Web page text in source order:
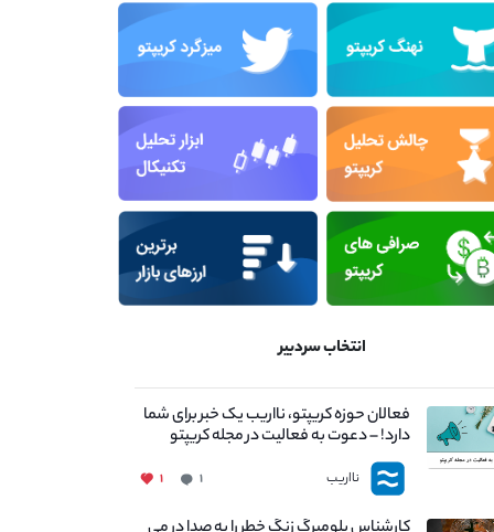
انتخاب سردبیر
فعالان حوزه کریپتو، نااریب یک خبر برای شما
دارد! – دعوت به فعالیت در مجله کریپتو
نااریب ۱ ۱